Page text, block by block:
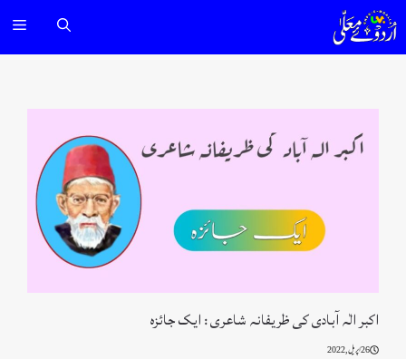
Skip
to
اکبر الٰہ آبادی کی ظریفانہ شاعری : ایک جائزہ
26 اپریل, 2022